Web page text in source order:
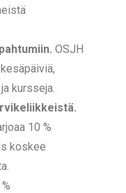
OSJH
kursseja.
10 %
koskee